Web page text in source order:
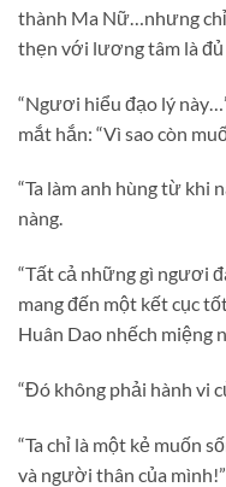
thành Ma Nữ…nhưng
thẹn với lương tâm là đủ
“Ngươi hiểu đạo lý
mắt hắn: “Vì sao còn
“Ta làm anh hùng từ khi
nàng.
“Tất cả những gì ngươi
mang đến một kết cục
Huân Dao nhếch miệng
“Đó không phải hành vi
“Ta chỉ là một kẻ muốn
và người thân của